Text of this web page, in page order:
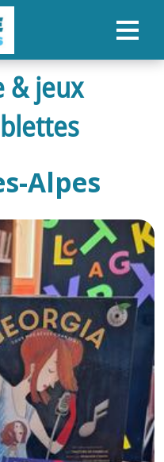
& jeux
Alpes